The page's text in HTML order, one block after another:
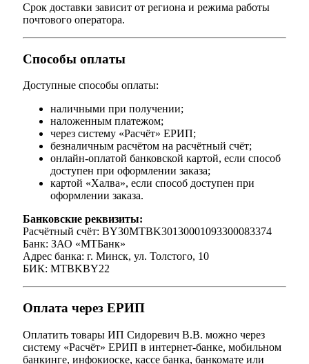
Срок доставки зависит от региона и режима работы
почтового оператора.
Способы оплаты
Доступные способы оплаты:
наличными при получении;
наложенным платежом;
через систему «Расчёт» ЕРИП;
безналичным расчётом на расчётный счёт;
онлайн-оплатой банковской картой, если способ
доступен при оформлении заказа;
картой «Халва», если способ доступен при
оформлении заказа.
Банковские реквизиты:
Расчётный счёт: BY30MTBK30130001093300083374
Банк: ЗАО «МТБанк»
Адрес банка: г. Минск, ул. Толстого, 10
БИК: MTBKBY22
Оплата через ЕРИП
Оплатить товары ИП Сидоревич В.В. можно через
систему «Расчёт» ЕРИП в интернет-банке, мобильном
банкинге, инфокиоске, кассе банка, банкомате или